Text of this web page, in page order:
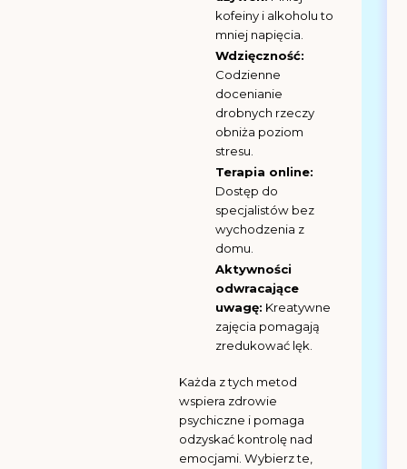
kofeiny i alkoholu to
mniej napięcia.
Wdzięczność:
Codzienne
docenianie
drobnych rzeczy
obniża poziom
stresu.
Terapia online:
Dostęp do
specjalistów bez
wychodzenia z
domu.
Aktywności
odwracające
uwagę: Kreatywne
zajęcia pomagają
zredukować lęk.
Każda z tych metod
wspiera zdrowie
psychiczne i pomaga
odzyskać kontrolę nad
emocjami. Wybierz te,